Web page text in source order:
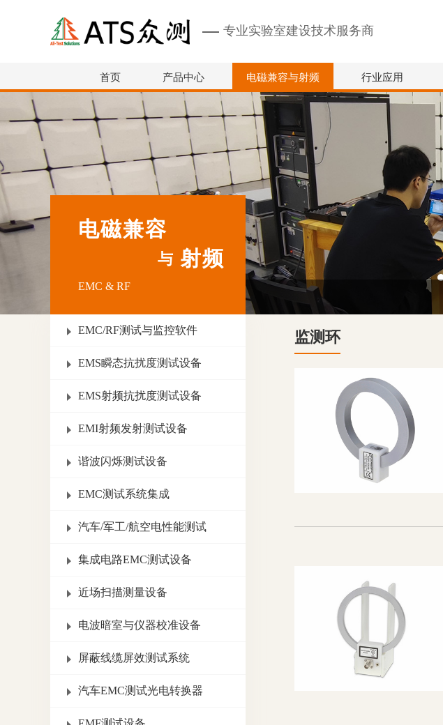
专业实验室建设技术服务商
首页 产品中心 电磁兼容与射频 行业应用
电磁兼容
与 射频
EMC & RF
EMC/RF测试与监控软件
EMS瞬态抗扰度测试设备
EMS射频抗扰度测试设备
EMI射频发射测试设备
谐波闪烁测试设备
EMC测试系统集成
汽车/军工/航空电性能测试
集成电路EMC测试设备
近场扫描测量设备
电波暗室与仪器校准设备
屏蔽线缆屏效测试系统
汽车EMC测试光电转换器
监测环